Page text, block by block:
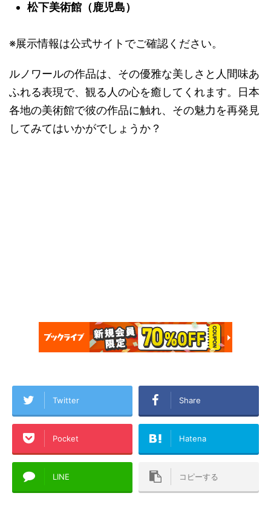
松下美術館（鹿児島）
※展示情報は公式サイトでご確認ください。
ルノワールの作品は、その優雅な美しさと人間味あ
ふれる表現で、観る人の心を癒してくれます。日本
各地の美術館で彼の作品に触れ、その魅力を再発見
してみてはいかがでしょうか？
Twitter Share
Pocket Hatena
LINE コピーする